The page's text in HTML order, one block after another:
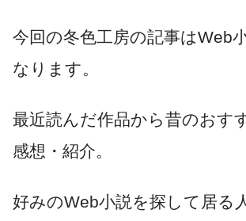
今回の冬色工房の記事はWeb
なります。
最近読んだ作品から昔のおす
感想・紹介。
好みのWeb小説を探して居る